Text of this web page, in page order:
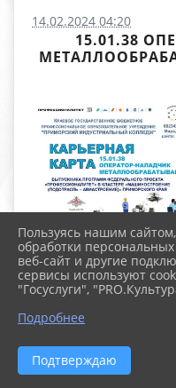
14.02.2024 04:20
15.01.38
Код и
«Оператор наладчик
Квалификация
Пользуясь нашим
обработки
веб-сайт и другие
сервисы используют
"Госуслуги",
Подробнее
Подтверждаю